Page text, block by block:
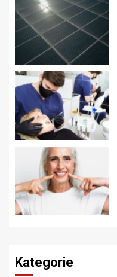
Kategorie